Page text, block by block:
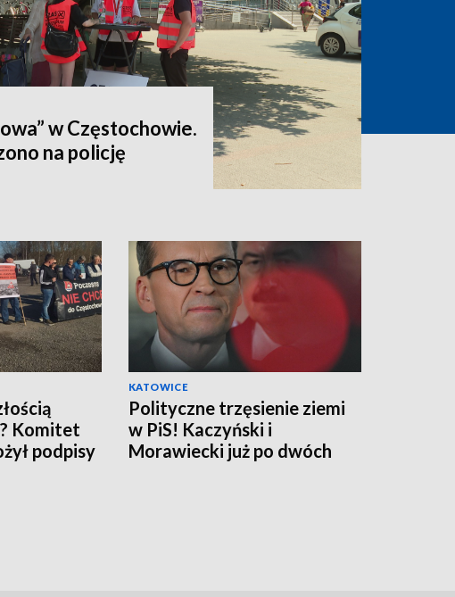
w Częstochowie.
na policję
Komitet
podpisy
KATOWICE
Polityczne trzęsienie ziemi
w PiS! Kaczyński i
Morawiecki już po dwóch